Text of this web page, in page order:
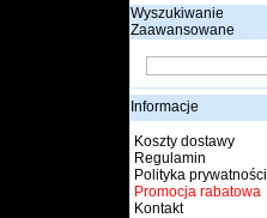
Wyszukiwanie
Zaawansowane
Informacje
Koszty dostawy
Regulamin
Polityka prywatności
Promocja rabatowa
Kontakt